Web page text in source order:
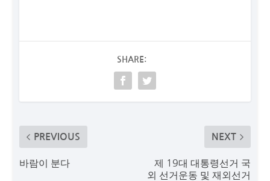
SHARE:
PREVIOUS
바람이 분다
NEXT
제 19대 대통령선거 국
외 선거운동 및 재외선거